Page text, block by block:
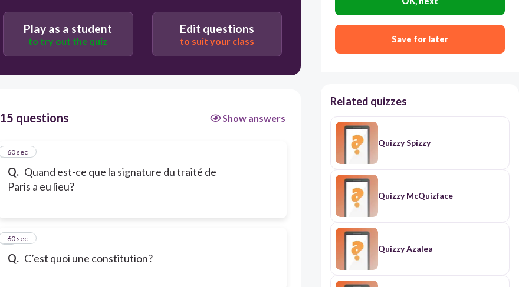
qu’elle ne peut être emprisonnée sans procès et
sans savoir de quoi elle est accusée
Play as a student
to try out the quiz
Edit questions
to suit your class
15 questions Show answers
Q. Quand est-ce que la signature du traité de
Paris a eu lieu?
160 sec
Q. C’est quoi une constitution?
260 sec
Save for later
Related quizzes
Quizzy Spizzy
Quizzy McQuizface
Quizzy Azalea